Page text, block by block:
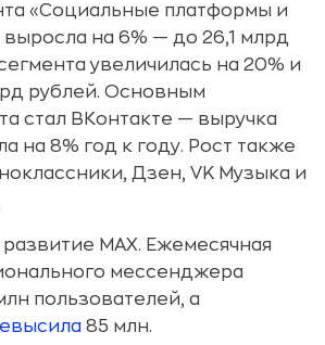
«Социальные платформы и
на 6% — до 26,1 млрд
увеличилась на 20% и
рублей. Основным
стал ВКонтакте — выручка
на 8% год к году. Рост также
Дзен, VK Музыка и
MAX. Ежемесячная
мессенджера
пользователей, а
85 млн.